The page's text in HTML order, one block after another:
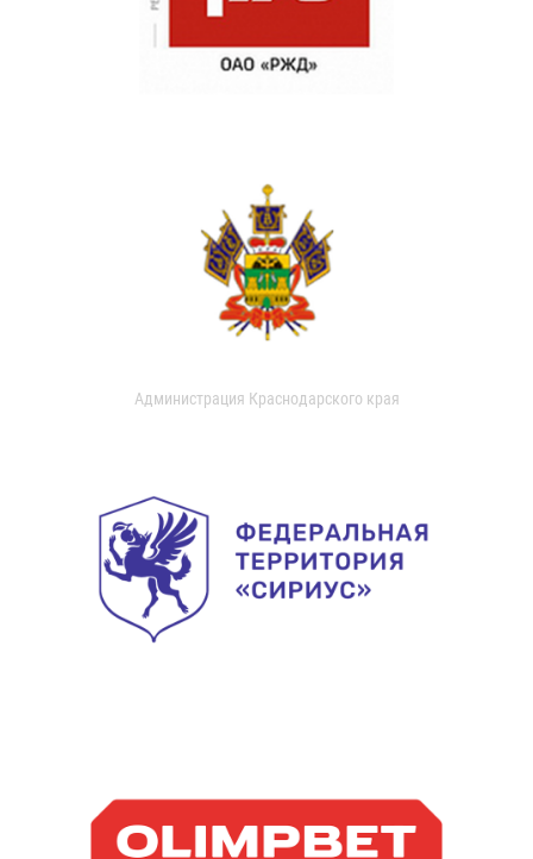
Администрация Краснодарского края